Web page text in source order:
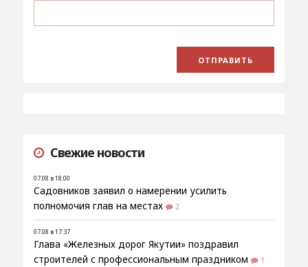
Свежие новости
07.08 в 18:00
Садовников заявил о намерении усилить
полномочия глав на местах
2
07.08 в 17:37
Глава «Железных дорог Якутии» поздравил
строителей с профессиональным праздником
1